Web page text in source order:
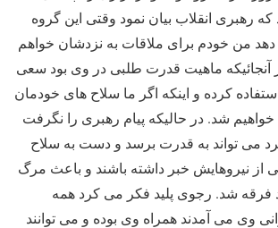
که رهبری انقلاب بیان نمود وقتی این گروه
دهد من خودم برای ملاقات به نزدشان خواهم
ماهیت قدرت طلبی در وی بود سعی
کرده و اینکه اگر ما سلاح های خودمان
خواهیم شد. در حالیکه پیام رهبری را نگرفت
می تواند به قدرت برسد و دست به سلاح
از نیروهایش خبر داشته باشند و باعث مرگ
فرقه شد. رجوی پلید فکر می کرد همه
وی می آمدند همراه وی بوده و می توانند